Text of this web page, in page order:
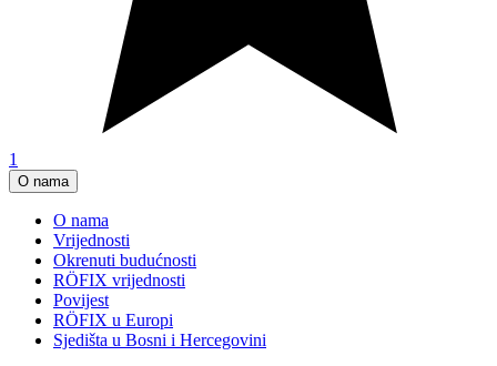
1
O nama
O nama
Vrijednosti
Okrenuti budućnosti
RÖFIX vrijednosti
Povijest
RÖFIX u Europi
Sjedišta u Bosni i Hercegovini